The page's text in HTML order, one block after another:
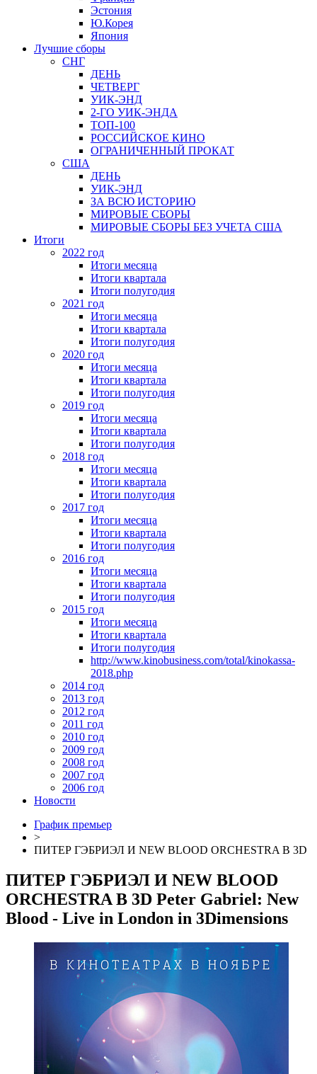
Эстония
Ю.Корея
Япония
Лучшие сборы
СНГ
ДЕНЬ
ЧЕТВЕРГ
УИК-ЭНД
2-ГО УИК-ЭНДА
ТОП-100
РОССИЙСКОЕ КИНО
ОГРАНИЧЕННЫЙ ПРОКАТ
США
ДЕНЬ
УИК-ЭНД
ЗА ВСЮ ИСТОРИЮ
МИРОВЫЕ СБОРЫ
МИРОВЫЕ СБОРЫ БЕЗ УЧЕТА США
Итоги
2022 год
Итоги месяца
Итоги квартала
Итоги полугодия
2021 год
Итоги месяца
Итоги квартала
Итоги полугодия
2020 год
Итоги месяца
Итоги квартала
Итоги полугодия
2019 год
Итоги месяца
Итоги квартала
Итоги полугодия
2018 год
Итоги месяца
Итоги квартала
Итоги полугодия
2017 год
Итоги месяца
Итоги квартала
Итоги полугодия
2016 год
Итоги месяца
Итоги квартала
Итоги полугодия
2015 год
Итоги месяца
Итоги квартала
Итоги полугодия
http://www.kinobusiness.com/total/kinokassa-
2018.php
2014 год
2013 год
2012 год
2011 год
2010 год
2009 год
2008 год
2007 год
2006 год
Новости
График премьер
>
ПИТЕР ГЭБРИЭЛ И NEW BLOOD ORCHESTRA В 3D
ПИТЕР ГЭБРИЭЛ И NEW BLOOD
ORCHESTRA В 3D Peter Gabriel: New
Blood - Live in London in 3Dimensions